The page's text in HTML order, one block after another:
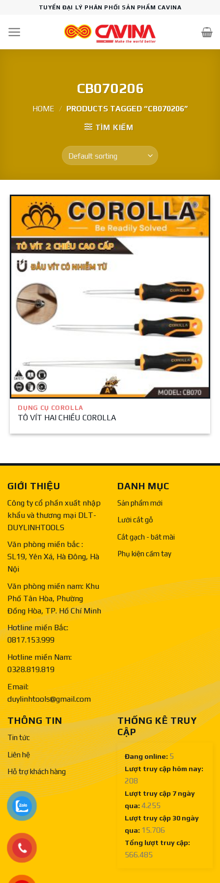
content
TUYỂN ĐẠI LÝ PHÂN PHỐI SẢN PHẨM CAVINA
CB070206
HOME / PRODUCTS TAGGED “CB070206”
TÌM KIẾM
DỤNG CỤ COROLLA
TÔ VÍT HAI CHIỀU COROLLA
GIỚI THIỆU
Công ty cổ phần xuất nhập
khẩu và thương mại DLT-
DUYLINHTOOLS
Văn phòng miền bắc :
SL19, Yên Xá, Hà Đông, Hà
Nội
Văn phòng miền nam: Khu
Phố Tân Hòa, Phường
Đồng Hòa, TP. Hồ Chí Minh
Hotline miền Bắc:
0817.153.999
Hotline miền Nam:
0328.819.819
Email:
duylinhtools@gmail.com
DANH MỤC
Sản phẩm mới
Lưỡi cắt gỗ
Cắt gạch - bát mài
Phụ kiện cầm tay
THÔNG TIN
Tin tức
Liên hệ
Hỗ trợ khách hàng
THỐNG KÊ TRUY
CẬP
Đang online: 5
Lượt truy cập hôm nay:
208
Lượt truy cập 7 ngày
qua: 4.255
Lượt truy cập 30 ngày
qua: 15.706
Tổng lượt truy cập:
566.485